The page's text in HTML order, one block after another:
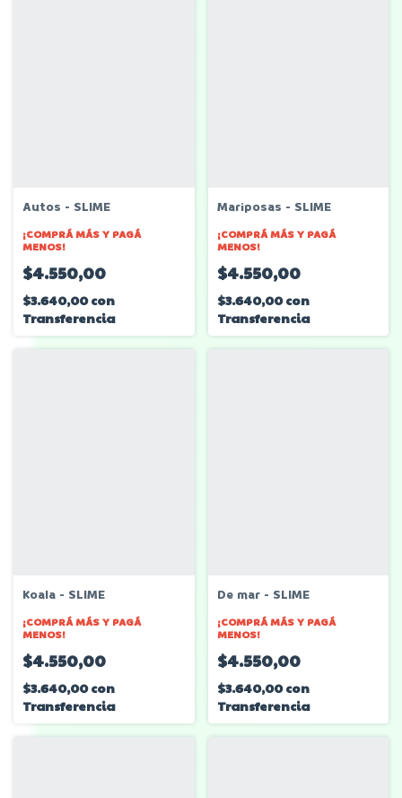
Autos - SLIME
¡COMPRÁ MÁS Y PAGÁ
MENOS!
$4.550,00
$3.640,00con
Transferencia
Mariposas - SLIME
¡COMPRÁ MÁS Y PAGÁ
MENOS!
$4.550,00
$3.640,00con
Transferencia
Koala - SLIME
¡COMPRÁ MÁS Y PAGÁ
MENOS!
$4.550,00
$3.640,00con
Transferencia
De mar - SLIME
¡COMPRÁ MÁS Y PAGÁ
MENOS!
$4.550,00
$3.640,00con
Transferencia